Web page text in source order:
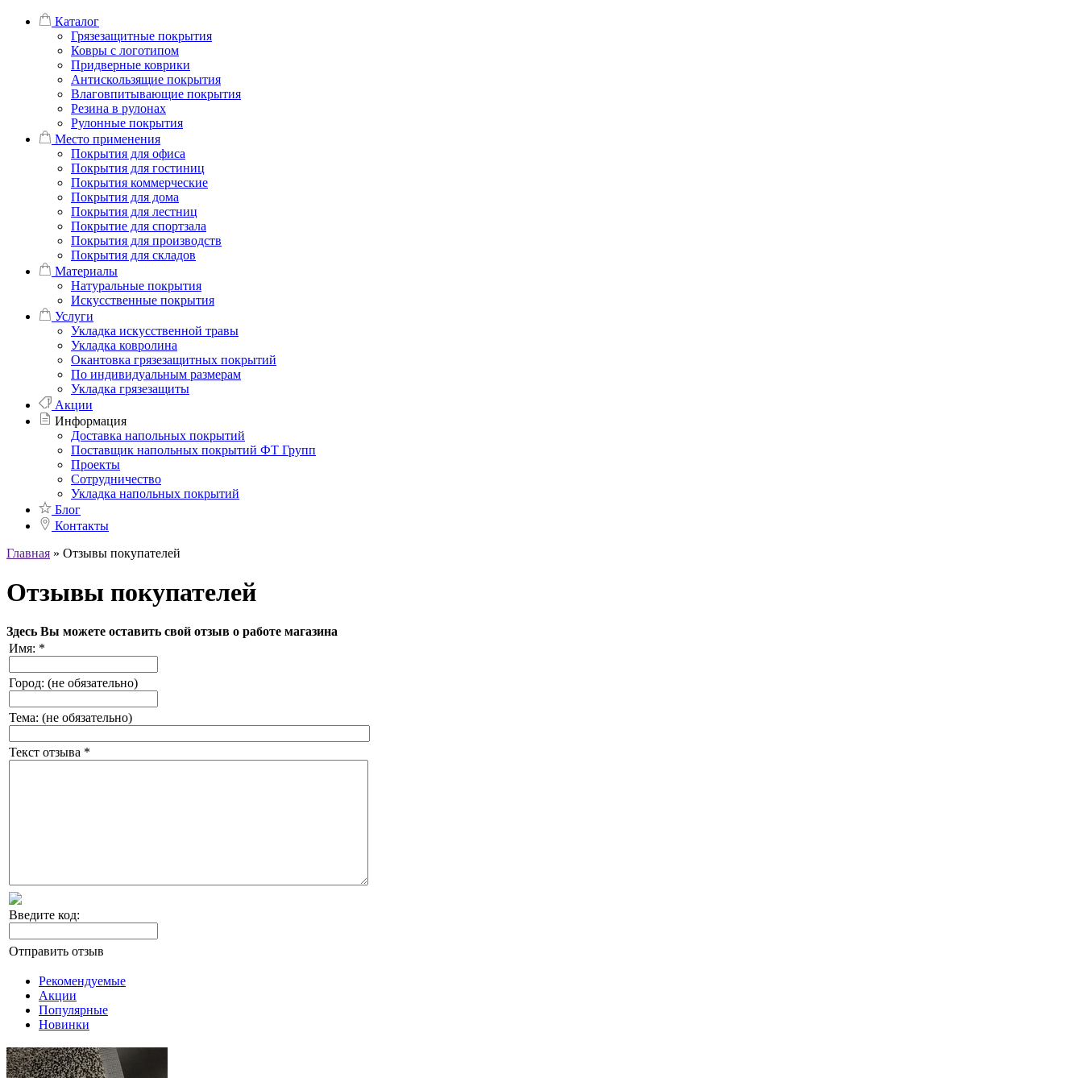
Каталог
Грязезащитные покрытия
Ковры с логотипом
Придверные коврики
Антискользящие покрытия
Влаговпитывающие покрытия
Резина в рулонах
Рулонные покрытия
Место применения
Покрытия для офиса
Покрытия для гостиниц
Покрытия коммерческие
Покрытия для дома
Покрытия для лестниц
Покрытие для спортзала
Покрытия для производств
Покрытия для складов
Материалы
Натуральные покрытия
Искусственные покрытия
Услуги
Укладка искусственной травы
Укладка ковролина
Окантовка грязезащитных покрытий
По индивидуальным размерам
Укладка грязезащиты
Акции
Информация
Доставка напольных покрытий
Поставщик напольных покрытий ФТ Групп
Проекты
Сотрудничество
Укладка напольных покрытий
Блог
Контакты
Главная » Отзывы покупателей
Отзывы покупателей
Здесь Вы можете оставить свой отзыв о работе магазина
Имя: *
Город: (не обязательно)
Тема: (не обязательно)
Текст отзыва *
Введите код:
Отправить отзыв
Рекомендуемые
Акции
Популярные
Новинки